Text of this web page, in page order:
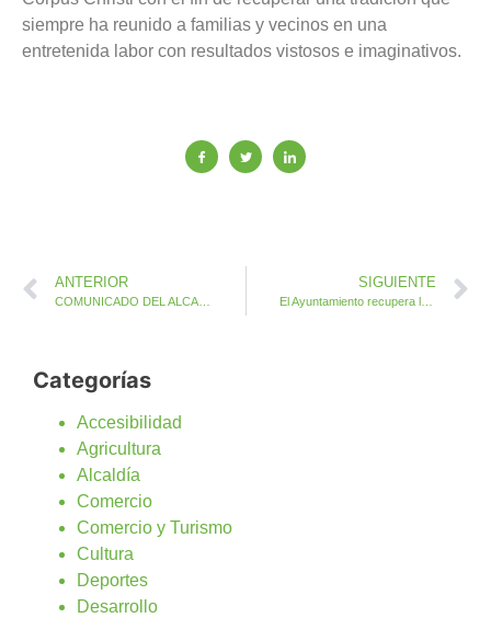
siempre ha reunido a familias y vecinos en una
entretenida labor con resultados vistosos e imaginativos.
ANTERIOR
COMUNICADO DEL ALCALDE DE ANTIGUA, JUAN JOSÉ CAZORLA HERNÁNDEZ
SIGUIENTE
El Ayuntamiento recupera la Fuente al Turista en Caleta de Fuste
Categorías
Accesibilidad
Agricultura
Alcaldía
Comercio
Comercio y Turismo
Cultura
Deportes
Desarrollo